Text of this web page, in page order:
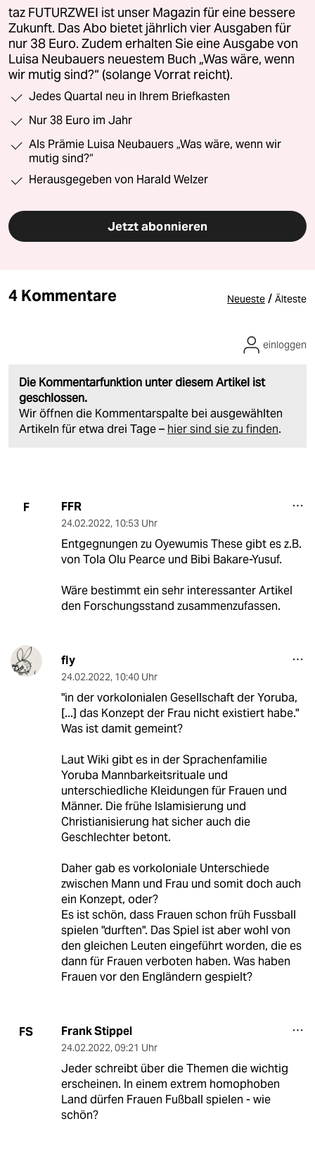
taz FUTURZWEI ist unser Magazin für eine bessere
Zukunft. Das Abo bietet jährlich vier Ausgaben für
nur 38 Euro. Zudem erhalten Sie eine Ausgabe von
Luisa Neubauers neuestem Buch „Was wäre, wenn
wir mutig sind?“ (solange Vorrat reicht).
Jedes Quartal neu in Ihrem Briefkasten
Nur 38 Euro im Jahr
Als Prämie Luisa Neubauers „Was wäre, wenn wir
mutig sind?“
Herausgegeben von Harald Welzer
Jetzt abonnieren
4 Kommentare Neueste / Älteste
Die Kommentarfunktion unter diesem Artikel ist
geschlossen.
Wir öffnen die Kommentarspalte bei ausgewählten
Artikeln für etwa drei Tage – hier sind sie zu finden.
einloggen
F FFR
24.02.2022, 10:53 Uhr
Entgegnungen zu Oyewumis These gibt es z.B.
von Tola Olu Pearce und Bibi Bakare-Yusuf.
Wäre bestimmt ein sehr interessanter Artikel
den Forschungsstand zusammenzufassen.
fly
24.02.2022, 10:40 Uhr
"in der vorkolonialen Gesellschaft der Yoruba,
[...] das Konzept der Frau nicht existiert habe."
Was ist damit gemeint?
Laut Wiki gibt es in der Sprachenfamilie
Yoruba Mannbarkeitsrituale und
unterschiedliche Kleidungen für Frauen und
Männer. Die frühe Islamisierung und
Christianisierung hat sicher auch die
Geschlechter betont.
Daher gab es vorkoloniale Unterschiede
zwischen Mann und Frau und somit doch auch
ein Konzept, oder?
Es ist schön, dass Frauen schon früh Fussball
spielen "durften". Das Spiel ist aber wohl von
den gleichen Leuten eingeführt worden, die es
dann für Frauen verboten haben. Was haben
Frauen vor den Engländern gespielt?
FS Frank Stippel
24.02.2022, 09:21 Uhr
Jeder schreibt über die Themen die wichtig
erscheinen. In einem extrem homophoben
Land dürfen Frauen Fußball spielen - wie
schön?